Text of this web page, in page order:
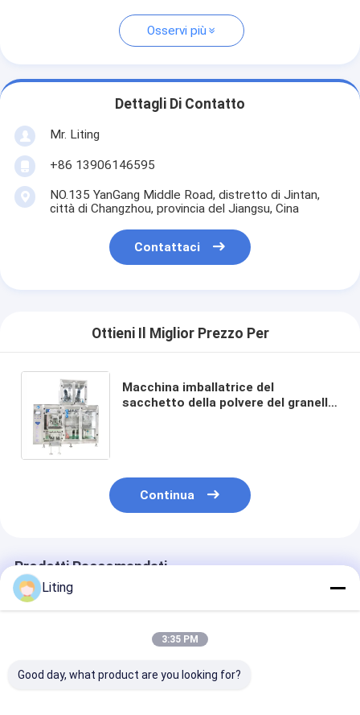
Osservi più
Dettagli Di Contatto
Mr. Liting
+86 13906146595
NO.135 YanGang Middle Road, distretto di Jintan,
città di Changzhou, provincia del Jiangsu, Cina
Contattaci
Ottieni Il Miglior Prezzo Per
Macchina imballatrice del
sacchetto della polvere del granello
Continua
Prodotti Raccomandati
Liting
3:35 PM
Good day, what product are you looking for?